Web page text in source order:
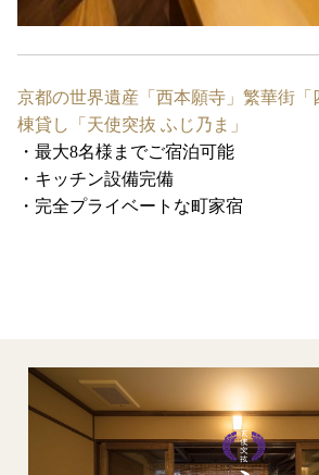
京都の世界遺産「西本願寺」繁華街「
棟貸し「天使突抜 ふじ乃ま」
・最大8名様までご宿泊可能
・キッチン設備完備
・完全プライベートな町家宿